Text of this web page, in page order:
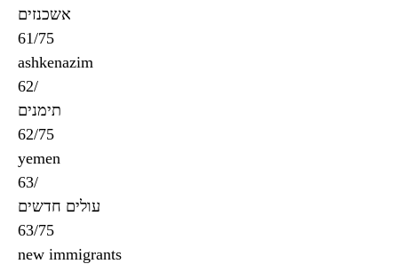
אשכנזים
61/75
ashkenazim
62/
תימנים
62/75
yemen
63/
עולים חדשים
63/75
new immigrants